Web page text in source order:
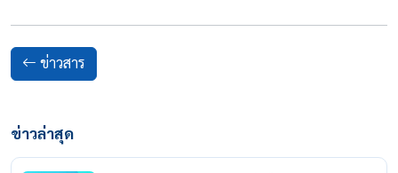
ข่าวสาร
ข่าวล่าสุด